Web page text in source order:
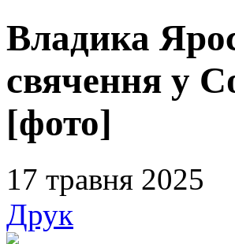
Владика
свячення у
[фото]
17 травня 2025
Друк